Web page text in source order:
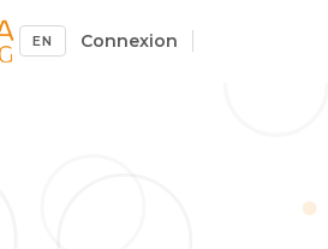
EN Connexion